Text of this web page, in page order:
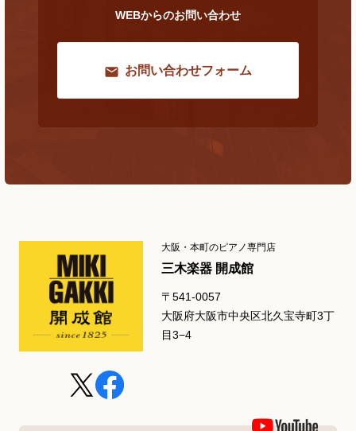
WEBからのお問い合わせ
お問い合わせフォーム
大阪・本町のピアノ専門店
三木楽器 開成館
〒541-0057
大阪府大阪市中央区北久宝寺町3丁
目3−4